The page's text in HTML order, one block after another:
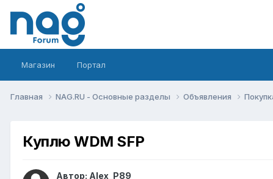
Магазин Портал
Главная NAG.RU - Основные разделы Объявления
Куплю WDM SFP
Автор: Alex_P89